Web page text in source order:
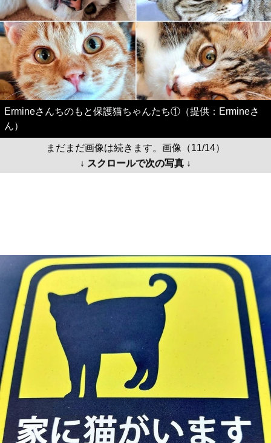
Ermineさんちのもと保護猫ちゃんたち①（提供：Ermineさ
ん）
まだまだ画像は続きます。画像（11/14）
↓ スクロールで次の写真 ↓